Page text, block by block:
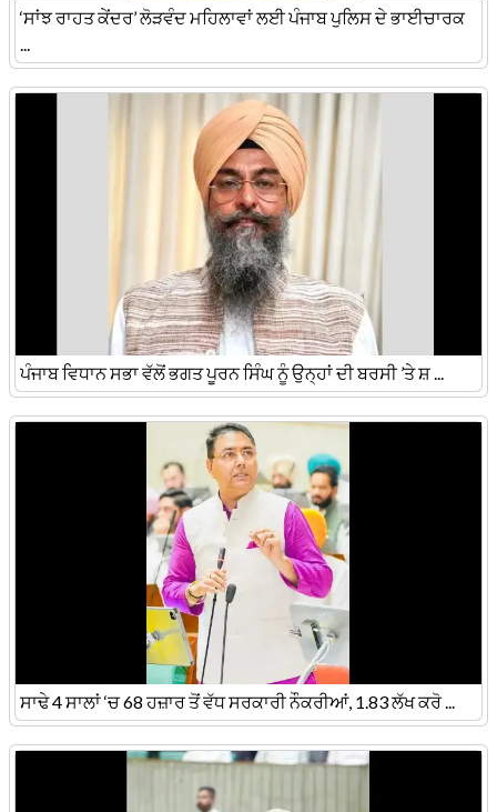
‘ਸਾਂਝ ਰਾਹਤ ਕੇਂਦਰ’ ਲੋੜਵੰਦ ਮਹਿਲਾਵਾਂ ਲਈ ਪੰਜਾਬ ਪੁਲਿਸ ਦੇ ਭਾਈਚਾਰਕ
...
ਪੰਜਾਬ ਵਿਧਾਨ ਸਭਾ ਵੱਲੋਂ ਭਗਤ ਪੂਰਨ ਸਿੰਘ ਨੂੰ ਉਨ੍ਹਾਂ ਦੀ ਬਰਸੀ ’ਤੇ ਸ਼ ...
ਸਾਢੇ 4 ਸਾਲਾਂ ‘ਚ 68 ਹਜ਼ਾਰ ਤੋਂ ਵੱਧ ਸਰਕਾਰੀ ਨੌਕਰੀਆਂ, 1.83 ਲੱਖ ਕਰੋ ...